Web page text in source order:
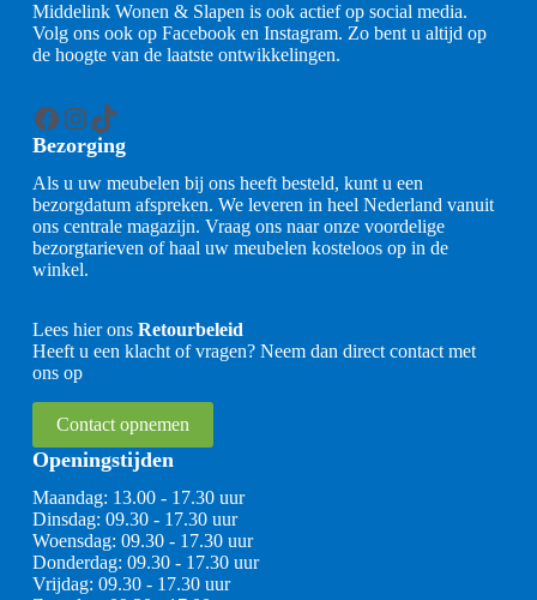
Middelink Wonen & Slapen is ook actief op social media.
Volg ons ook op Facebook en Instagram. Zo bent u altijd op
de hoogte van de laatste ontwikkelingen.
Facebook
Instagram
TikTok
Bezorging
Als u uw meubelen bij ons heeft besteld, kunt u een
bezorgdatum afspreken. We leveren in heel Nederland vanuit
ons centrale magazijn. Vraag ons naar onze voordelige
bezorgtarieven of haal uw meubelen kosteloos op in de
winkel.
Lees hier ons Retourbeleid
Heeft u een klacht of vragen? Neem dan direct contact met
ons op
Contact opnemen
Openingstijden
Maandag: 13.00 - 17.30 uur
Dinsdag: 09.30 - 17.30 uur
Woensdag: 09.30 - 17.30 uur
Donderdag: 09.30 - 17.30 uur
Vrijdag: 09.30 - 17.30 uur